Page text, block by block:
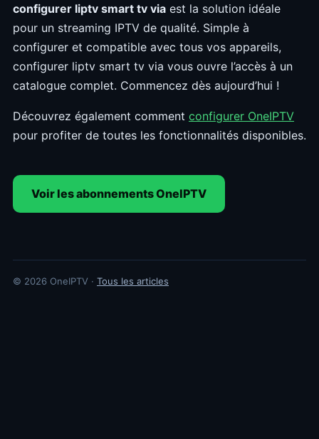
configurer liptv smart tv via est la solution idéale
pour un streaming IPTV de qualité. Simple à
configurer et compatible avec tous vos appareils,
configurer liptv smart tv via vous ouvre l’accès à un
catalogue complet. Commencez dès aujourd’hui !
Découvrez également comment configurer OneIPTV
pour profiter de toutes les fonctionnalités disponibles.
Voir les abonnements OneIPTV
© 2026 OneIPTV · Tous les articles